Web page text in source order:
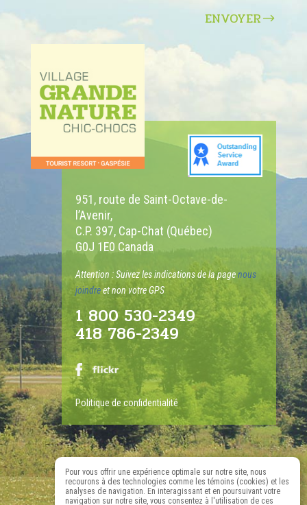
ENVOYER
951, route de Saint-Octave-de-
l’Avenir,
C.P. 397, Cap-Chat (Québec)
G0J 1E0 Canada
Attention : Suivez les indications de la pagenous
joindreet non votre GPS
1 800 530-2349
418 786-2349
Politique de confidentialité
Pour vous offrir une expérience optimale sur notre site, nous
recourons à des technologies comme les témoins (cookies) et les
analyses de navigation. En interagissant et en poursuivant votre
navigation sur notre site, vous consentez à l'utilisation de ces